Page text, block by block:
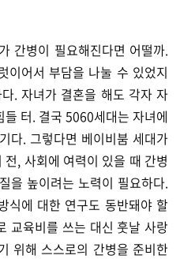
간병이 필요해진다면 어떨까.
이어서 부담을 나눌 수 있었지
. 자녀가 결혼을 해도 각자 자
터. 결국 5060세대는 자녀에
다. 그렇다면 베이비붐 세대가
, 사회에 여력이 있을 때 간병
을 높이려는 노력이 필요하다.
식에 대한 연구도 동반돼야 할
교육비를 쓰는 대신 훗날 사랑
위해 스스로의 간병을 준비한